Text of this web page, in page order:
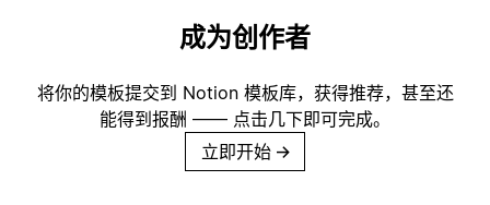
成为创作者
将你的模板提交到 Notion 模板库，获得推荐，甚至还
能得到报酬 —— 点击几下即可完成。
立即开始 →